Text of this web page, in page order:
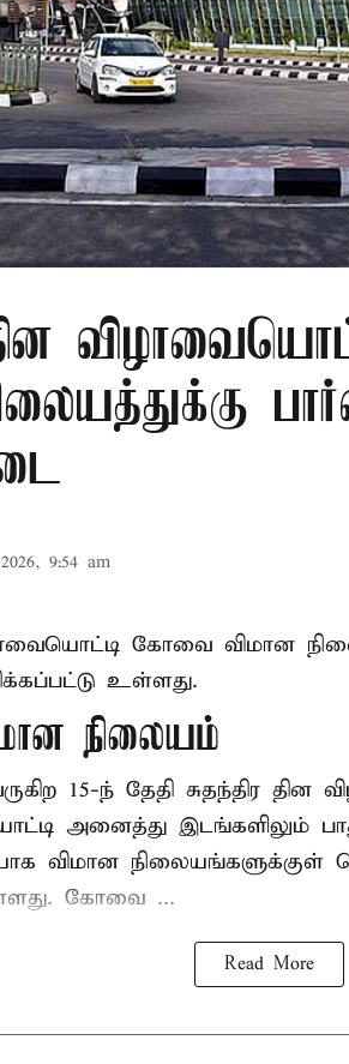
தின
9:54 am
கோவை விமான
உள்ளது.
நிலையம்
15-ந் தேதி சுதந்திர
அனைத்து இடங்களிலும்
விமான
கோவை ...
Read More